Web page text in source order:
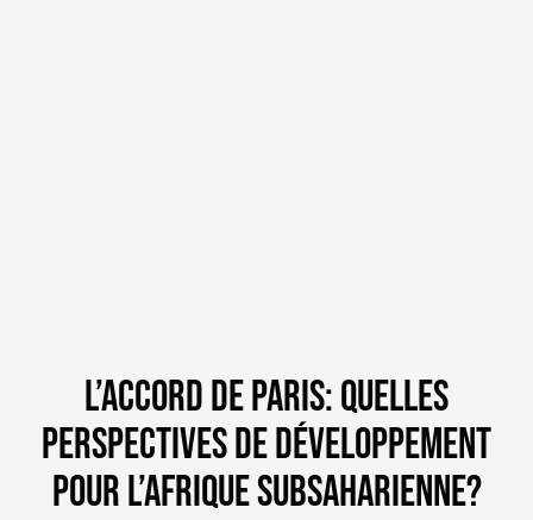
L’ACCORD DE PARIS: QUELLES
PERSPECTIVES DE DÉVELOPPEMENT
POUR L’AFRIQUE SUBSAHARIENNE?